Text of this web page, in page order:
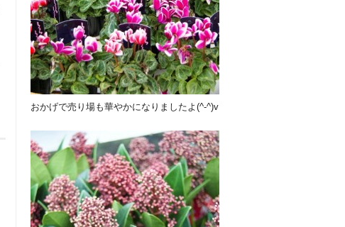
おかげで売り場も華やかになりましたよ(^-^)v